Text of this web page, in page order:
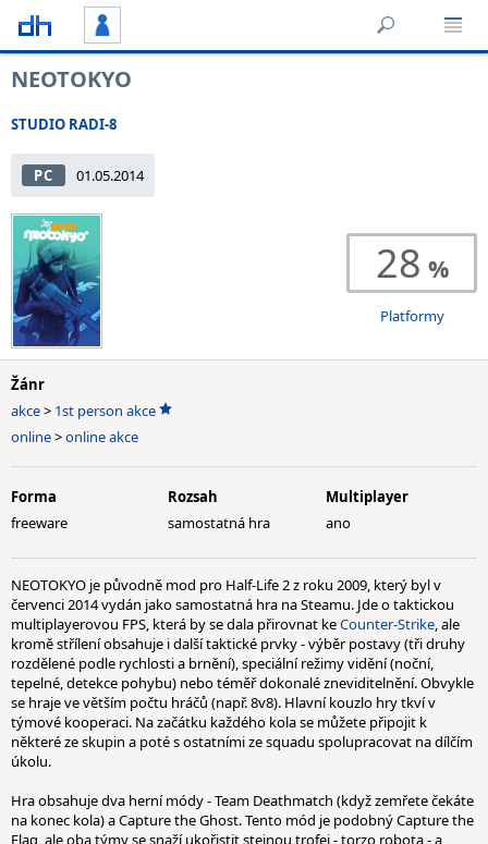
NEOTOKYO
STUDIO RADI-8
PC 01.05.2014
28
Platformy
Žánr
akce> 1st person akce
online>online akce
Forma
freeware
Rozsah
samostatná hra
Multiplayer
ano
NEOTOKYO je původně mod pro Half-Life 2 z roku 2009, který byl v
červenci 2014 vydán jako samostatná hra na Steamu. Jde o taktickou
multiplayerovou FPS, která by se dala přirovnat keCounter-Strike, ale
kromě střílení obsahuje i další taktické prvky - výběr postavy (tři druhy
rozdělené podle rychlosti a brnění), speciální režimy vidění (noční,
tepelné, detekce pohybu) nebo téměř dokonalé zneviditelnění. Obvykle
se hraje ve větším počtu hráčů (např. 8v8). Hlavní kouzlo hry tkví v
týmové kooperaci. Na začátku každého kola se můžete připojit k
některé ze skupin a poté s ostatními ze squadu spolupracovat na dílčím
úkolu.
Hra obsahuje dva herní módy - Team Deathmatch (když zemřete čekáte
na konec kola) a Capture the Ghost. Tento mód je podobný Capture the
Flag, ale oba týmy se snaží ukořistit stejnou trofej - torzo robota - a